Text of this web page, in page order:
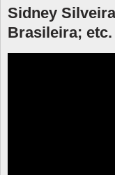
Sidney
Brasileira; etc.